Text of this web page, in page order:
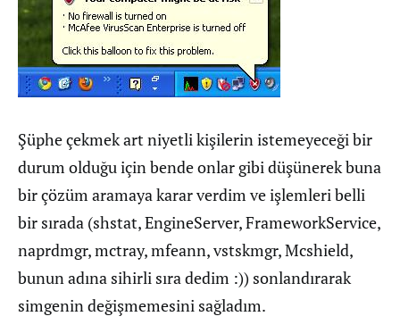
Şüphe çekmek art niyetli kişilerin istemeyeceği bir
durum olduğu için bende onlar gibi düşünerek buna
bir çözüm aramaya karar verdim ve işlemleri belli
bir sırada (shstat, EngineServer, FrameworkService,
naprdmgr, mctray, mfeann, vstskmgr, Mcshield,
bunun adına sihirli sıra dedim :)) sonlandırarak
simgenin değişmemesini sağladım.